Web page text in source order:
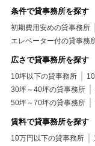
条件で貸事務所を探す
初期費用安めの貸事務所
エレベーター付の貸事務
広さで貸事務所を探す
10坪以下の貸事務所
30坪～40坪の貸事務所
50坪～70坪の貸事務所
賃料で貸事務所を探す
10万円以下の貸事務所